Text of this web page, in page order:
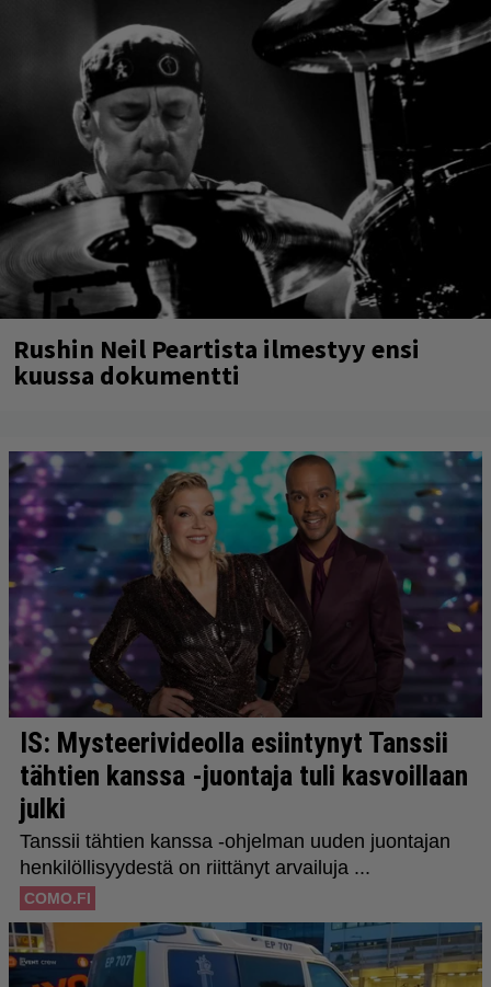
Rushin Neil Peartista ilmestyy ensi
kuussa dokumentti